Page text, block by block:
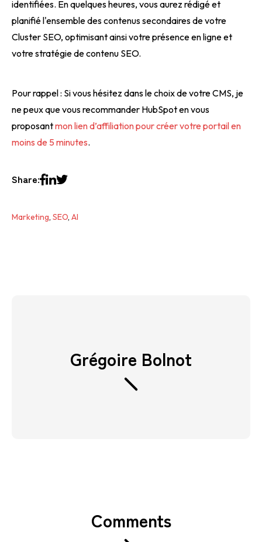
identifiées. En quelques heures, vous aurez rédigé et
planifié l'ensemble des contenus secondaires de votre
Cluster SEO, optimisant ainsi votre présence en ligne et
votre stratégie de contenu SEO.
Pour rappel : Si vous hésitez dans le choix de votre CMS, je
ne peux que vous recommander HubSpot en vous
proposantmon lien d’affiliation pour créer votre portail en
moins de 5 minutes.
Share:
Marketing, SEO, AI
Grégoire Bolnot
Comments